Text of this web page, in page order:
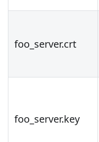
foo_server.crt
foo_server.key